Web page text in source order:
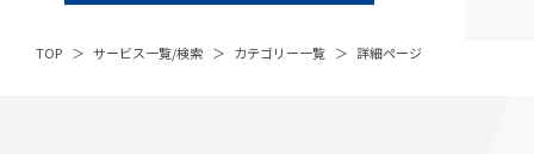
TOP サービス一覧/検索 カテゴリー一覧 詳細ページ